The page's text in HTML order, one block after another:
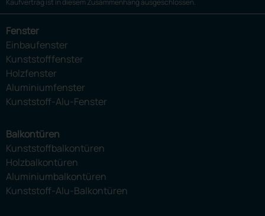
Kaufvertrag ist in diesem Zusammenhang ausgeschlossen.
Fenster
Einbaufenster
Kunststofffenster
Holzfenster
Aluminiumfenster
Kunststoff-Alu-Fenster
Balkontüren
Kunststoffbalkontüren
Holzbalkontüren
Aluminiumbalkontüren
Kunststoff-Alu-Balkontüren